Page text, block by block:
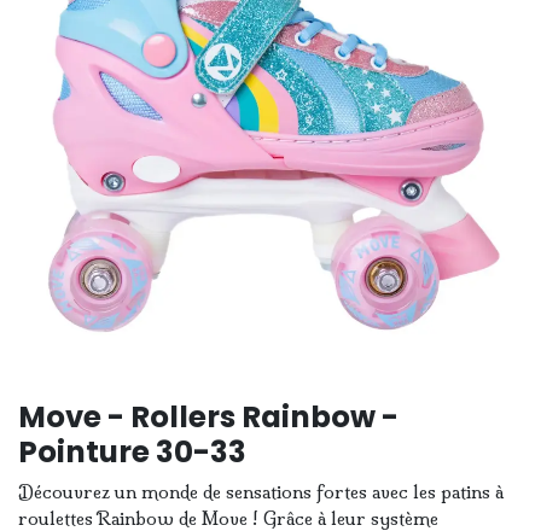
Move - Rollers Rainbow -
Pointure 30-33
Découvrez un monde de sensations fortes avec les patins à
roulettes Rainbow de Move ! Grâce à leur système